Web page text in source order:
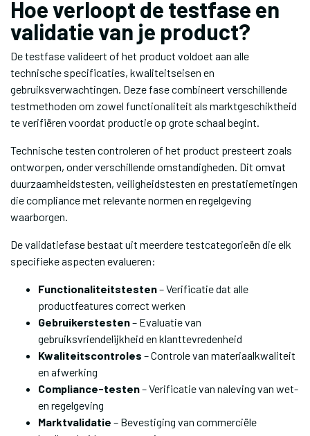
Hoe verloopt de testfase en
validatie van je product?
De testfase valideert of het product voldoet aan alle
technische specificaties, kwaliteitseisen en
gebruiksverwachtingen. Deze fase combineert verschillende
testmethoden om zowel functionaliteit als marktgeschiktheid
te verifiëren voordat productie op grote schaal begint.
Technische testen controleren of het product presteert zoals
ontworpen, onder verschillende omstandigheden. Dit omvat
duurzaamheidstesten, veiligheidstesten en prestatiemetingen
die compliance met relevante normen en regelgeving
waarborgen.
De validatiefase bestaat uit meerdere testcategorieën die elk
specifieke aspecten evalueren:
Functionaliteitstesten– Verificatie dat alle
productfeatures correct werken
Gebruikerstesten– Evaluatie van
gebruiksvriendelijkheid en klanttevredenheid
Kwaliteitscontroles – Controle van materiaalkwaliteit
en afwerking
Compliance-testen– Verificatie van naleving van wet-
en regelgeving
Marktvalidatie – Bevestiging van commerciële